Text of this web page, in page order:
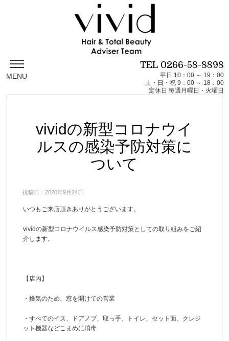
MENU
TEL 0266-58-8898
平日 10：00 ～ 19：00
土・日・祝 9：00 ～ 18：00
定休日 毎週月曜日・火曜日
vividの新型コロナウイ
ルスの感染予防対策に
ついて
投稿日：2020年9月24日
いつもご来店頂きありがとうございます。
vividの新型コロナウイルス感染予防対策としての取り組みをご紹
介します。
【店内】
・換気のため、窓を開けての営業
・すべてのイス、ドアノブ、取っ手、トイレ、セット面、クレジ
ット機器などこまめに消毒